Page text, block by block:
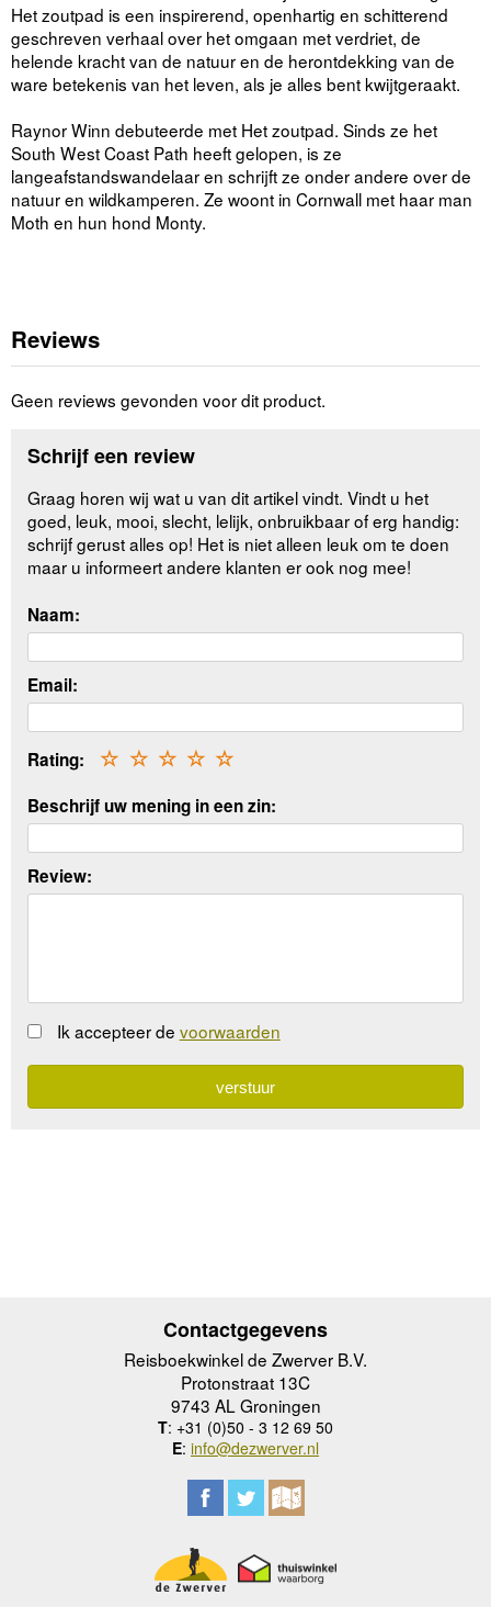
Het zoutpad is een inspirerend, openhartig en schitterend
geschreven verhaal over het omgaan met verdriet, de
helende kracht van de natuur en de herontdekking van de
ware betekenis van het leven, als je alles bent kwijtgeraakt.
Raynor Winn debuteerde met Het zoutpad. Sinds ze het
South West Coast Path heeft gelopen, is ze
langeafstandswandelaar en schrijft ze onder andere over de
natuur en wildkamperen. Ze woont in Cornwall met haar man
Moth en hun hond Monty.
Reviews
Geen reviews gevonden voor dit product.
Schrijf een review
Graag horen wij wat u van dit artikel vindt. Vindt u het
goed, leuk, mooi, slecht, lelijk, onbruikbaar of erg handig:
schrijf gerust alles op! Het is niet alleen leuk om te doen
maar u informeert andere klanten er ook nog mee!
Naam:
Email:
Rating: ☆
☆
☆
☆
☆
Beschrijf uw mening in een zin:
Review:
Ik accepteer de voorwaarden
Contactgegevens
Reisboekwinkel de Zwerver B.V.
Protonstraat 13C
9743 AL Groningen
T: +31 (0)50 - 3 12 69 50
E: info@dezwerver.nl